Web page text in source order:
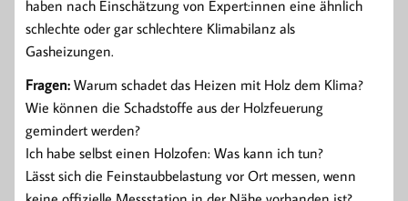
haben nach Einschätzung von Expert:innen eine ähnlich
schlechte oder gar schlechtere Klimabilanz als
Gasheizungen.
Fragen: Warum schadet das Heizen mit Holz dem Klima?
Wie können die Schadstoffe aus der Holzfeuerung
gemindert werden?
Ich habe selbst einen Holzofen: Was kann ich tun?
Lässt sich die Feinstaubbelastung vor Ort messen, wenn